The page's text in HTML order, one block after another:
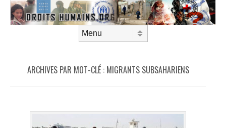
ARCHIVES PAR MOT-CLÉ : MIGRANTS SUBSAHARIENS